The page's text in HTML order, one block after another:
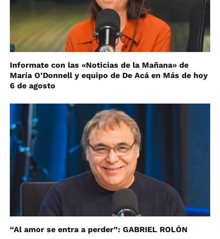
Informate con las «Noticias de la Mañana» de
María O’Donnell y equipo de De Acá en Más de hoy
6 de agosto
“Al amor se entra a perder”: GABRIEL ROLÓN